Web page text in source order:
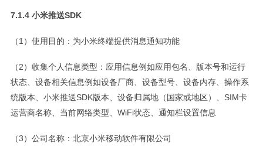
7.1.4 小米推送SDK
（1）使用目的：为小米终端提供消息通知功能
（2）收集个人信息类型：应用信息例如应用包名、版本号和运行
状态、设备相关信息例如设备厂商、设备型号、设备内存、操作系
统版本、小米推送SDK版本、设备归属地（国家或地区）、SIM卡
运营商名称、当前网络类型、WiFi状态、通知栏设置信息
（3）公司名称：北京小米移动软件有限公司